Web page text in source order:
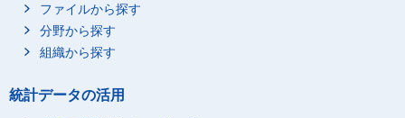
ファイルから探す
分野から探す
組織から探す
統計データの活用